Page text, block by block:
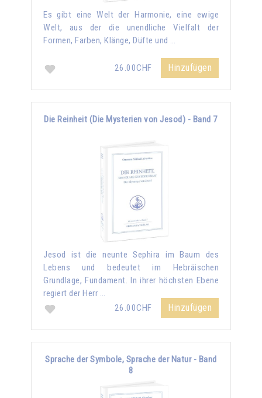
Es gibt eine Welt der Harmonie, eine ewige
Welt, aus der die unendliche Vielfalt der
Formen, Farben, Klänge, Düfte und …
26.00CHF Hinzufügen
Die Reinheit (Die Mysterien von Jesod) - Band 7
Jesod ist die neunte Sephira im Baum des
Lebens und bedeutet im Hebräischen
Grundlage, Fundament. In ihrer höchsten Ebene
regiert der Herr …
26.00CHF
Hinzufügen
Sprache der Symbole, Sprache der Natur - Band
8